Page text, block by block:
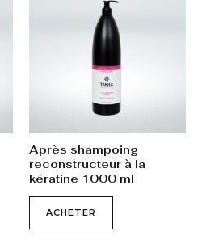
Après shampoing
reconstructeur à la
kératine 1000 ml
ACHETER